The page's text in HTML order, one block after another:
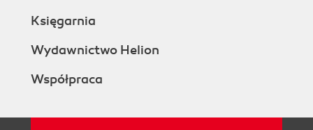
Księgarnia
Wydawnictwo Helion
Współpraca